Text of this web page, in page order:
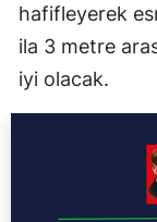
hafifleyerek
ila 3 metre
iyi olacak.